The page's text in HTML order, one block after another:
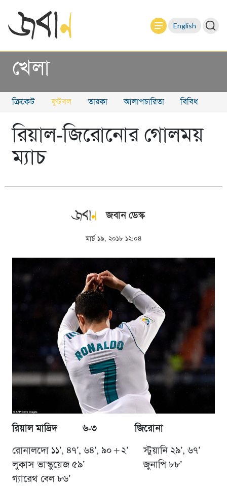
English
খেলা
ক্রিকেট ফুটবল তারকা আলাপচারিতা বিবিধ
রিয়াল-জিরোনোর গোলময়
ম্যাচ
জবান ডেস্ক
মার্চ ১৯, ২০১৮ ১২:০৪
রিয়াল মাদ্রিদ ৬-৩ জিরোনা
রোনালদো ১১’, ৪৭’, ৬৪’, ৯০+২’ স্টুয়ানি ২৯’, ৬৭’
লুকাস ভাস্কুয়েজ ৫৯’ জুনাপি ৮৮’
গ্যারেথ বেল ৮৬’